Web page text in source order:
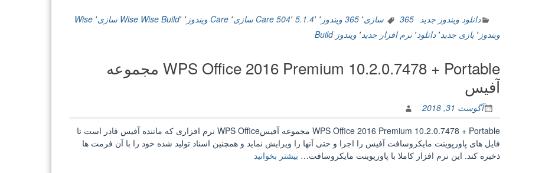
365
504
ویندوز”
دانلود ویندوز جدید 365 سازی ٬ 365 ویندوز ٬ 5.1.4٬ 504٬ Care سازی ٬ Care ویندوز ٬ Wise Build٬ Wise سازی ٬ Wise
ویندوز ٬ بازی جدید٬ دانلود٬ نرم افزار جدید٬ ویندوز Build
WPS Office 2016 Premium 10.2.0.7478 + Portable مجموعه
آفیس
آگوست 31, 2018
WPS Office 2016 Premium 10.2.0.7478 + Portable مجموعه آفیسWPS Office نرم افزاری که ماننده آفیس قادر است تا
فایل های پاورپوینت مایکروسافت آفیس را اجرا و حتی آنها را ویرایش نماید و همچنین اسناد تولید شده خود را با آن فرمت ها
ذخیره کند. این نرم افزار کاملا با پاورپوینت مایکروسافت… بیشتر بخوانید